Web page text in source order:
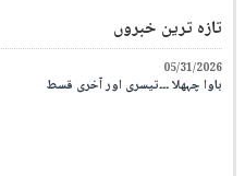
تازہ ترین خبروں
05/31/2026
باوا چہھلا ۔۔۔تیسری اور آخری قسط